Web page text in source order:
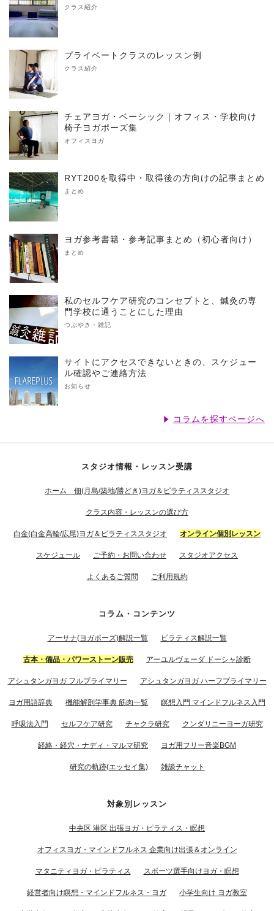
クラス紹介
プライベートクラスのレッスン例
クラス紹介
チェアヨガ・ベーシック｜オフィス・学校向け
椅子ヨガポーズ集
オフィスヨガ
RYT200を取得中・取得後の方向けの記事まとめ
まとめ
ヨガ参考書籍・参考記事まとめ（初心者向け）
まとめ
私のセルフケア研究のコンセプトと、鍼灸の専
門学校に通うことにした理由
つぶやき・雑記
サイトにアクセスできないときの、スケジュー
ル確認やご連絡方法
お知らせ
コラムを探すページへ
スタジオ情報・レッスン受講
ホーム 佃(月島/築地/勝どき)ヨガ＆ピラティススタジオ
クラス内容・レッスンの選び方
白金(白金高輪/広尾)ヨガ＆ピラティススタジオ オンライン個別レッスン
スケジュール ご予約・お問い合わせ スタジオアクセス
よくあるご質問 ご利用規約
コラム・コンテンツ
アーサナ(ヨガポーズ)解説一覧 ピラティス解説一覧
古本・備品・パワーストーン販売 アーユルヴェーダ ドーシャ診断
アシュタンガヨガ フルプライマリー アシュタンガヨガ ハーフプライマリー
ヨガ用語辞典 機能解剖学事典 筋肉一覧 瞑想入門 マインドフルネス入門
呼吸法入門 セルフケア研究 チャクラ研究 クンダリニーヨーガ研究
経絡・経穴・ナディ・マルマ研究 ヨガ用フリー音楽BGM
研究の軌跡(エッセイ集) 雑談チャット
対象別レッスン
中央区 港区 出張ヨガ・ピラティス・瞑想
オフィスヨガ・マインドフルネス 企業向け出張＆オンライン
マタニティヨガ・ピラティス スポーツ選手向けヨガ・瞑想
経営者向け瞑想・マインドフルネス・ヨガ 小学生向け ヨガ教室